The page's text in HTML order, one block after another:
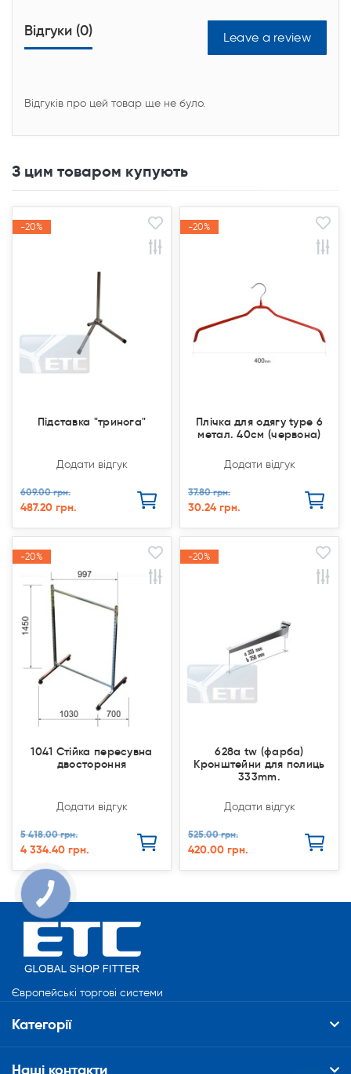
Відгуки (0) Leave a review
Відгуків про цей товар ще не було.
З цим товаром купують
-20%
-20%
Підставка "тринога"
Додати відгук
609.00 грн.
487.20 грн.
-20%
-20%
Плічка для одягу type 6
метал. 40см (червона)
Додати відгук
37.80 грн.
30.24 грн.
-20%
-20%
1041 Стійка пересувна
двостороння
Додати відгук
5 418.00 грн.
4 334.40 грн.
-20%
-20%
628a tw (фарба)
Кронштейни для полиць
333mm.
Додати відгук
525.00 грн.
420.00 грн.
Європейські торгові системи
Категорії
Наші контакти